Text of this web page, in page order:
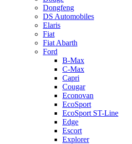
Dongfeng
DS Automobiles
Elaris
Fiat
Fiat Abarth
Ford
B-Max
C-Max
Capri
Cougar
Econovan
EcoSport
EcoSport ST-Line
Edge
Escort
Explorer